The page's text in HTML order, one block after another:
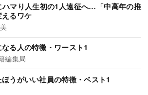
マり人生初の1人遠征へ…「中高年の推
るワケ
なる人の特徴・ワースト1
編集局
うがいい社員の特徴・ベスト1